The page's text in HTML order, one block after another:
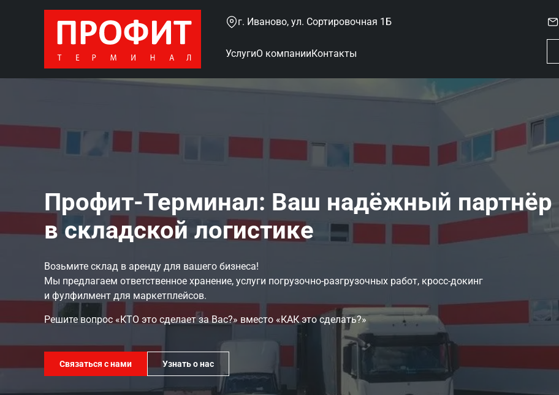
г. Иваново, ул. Сортировочная 1Б
УслугиО компанииКонтакты
Профит‑Терминал: Ваш надёжный партнёр
в складской логистике
Возьмите склад в аренду для вашего бизнеса!
Мы предлагаем ответственное хранение, услуги погрузочно‑разгрузочных работ, кросс‑докинг
и фулфилмент для маркетплейсов.
Решите вопрос «КТО это сделает за Вас?» вместо «КАК это сделать?»
Связаться с нами Узнать о нас